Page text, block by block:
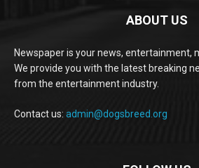
ABOUT US
Newspaper is your news, entertainment,
We provide you with the latest breaking
from the entertainment industry.
Contact us: admin@dogsbreed.org